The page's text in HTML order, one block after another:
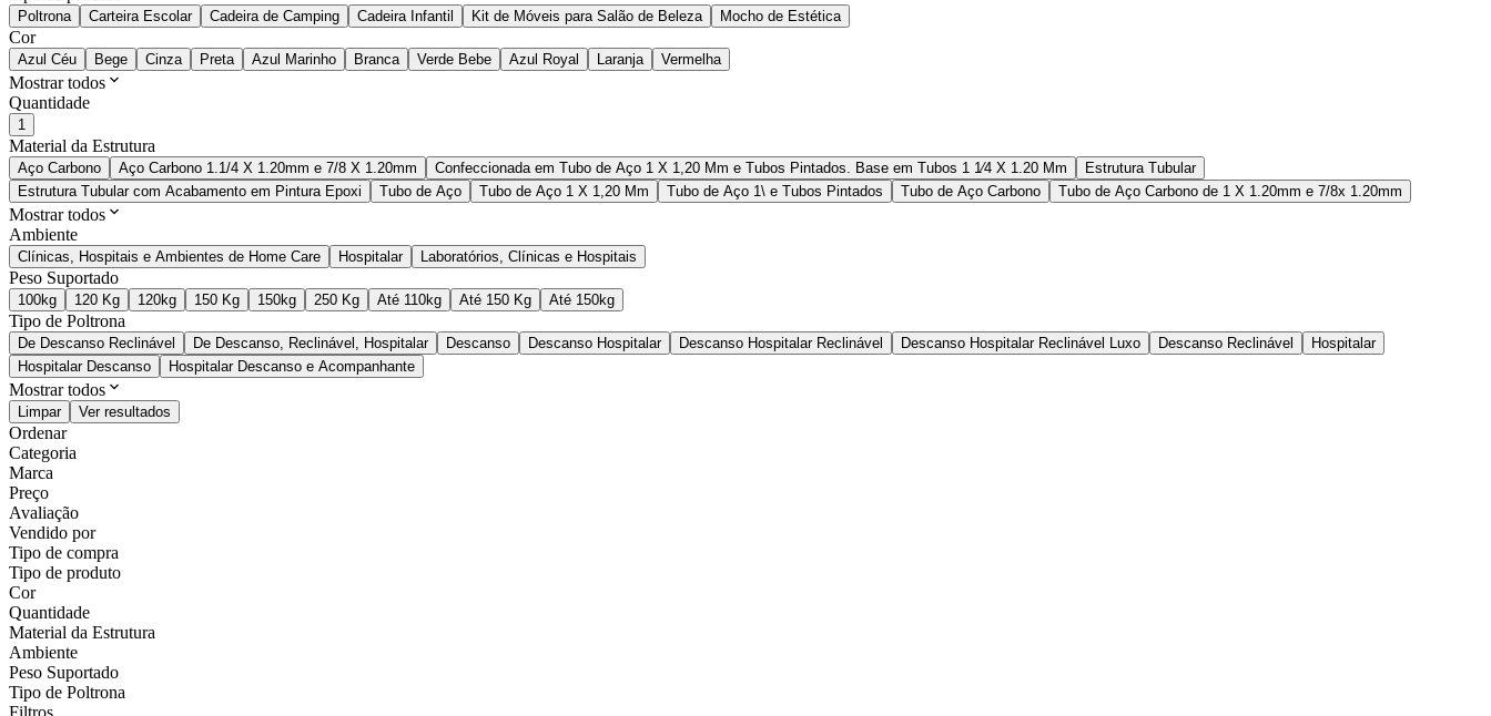
Poltrona Carteira Escolar Cadeira de Camping Cadeira Infantil Kit de Móveis para Salão de Beleza Mocho de Estética
Cor
Azul Céu Bege Cinza Preta Azul Marinho Branca Verde Bebe Azul Royal Laranja Vermelha
Mostrar todos
Quantidade
1
Material da Estrutura
Aço Carbono Aço Carbono 1.1/4 X 1.20mm e 7/8 X 1.20mm Confeccionada em Tubo de Aço 1 X 1,20 Mm e Tubos Pintados. Base em Tubos 1 1⁄4 X 1.20 Mm
Estrutura Tubular
Estrutura Tubular com Acabamento em Pintura Epoxi
Tubo de Aço Tubo de Aço 1 X 1,20 Mm Tubo de Aço 1\ e Tubos Pintados Tubo de Aço Carbono Tubo de Aço Carbono de 1 X 1.20mm e 7/8x 1.20mm
Mostrar todos
Ambiente
Clínicas, Hospitais e Ambientes de Home Care Hospitalar Laboratórios, Clínicas e Hospitais
Peso Suportado
100kg 120 Kg 120kg 150 Kg 150kg 250 Kg Até 110kg Até 150 Kg Até 150kg
Tipo de Poltrona
De Descanso Reclinável De Descanso, Reclinável, Hospitalar Descanso Descanso Hospitalar Descanso Hospitalar Reclinável Descanso Hospitalar Reclinável Luxo Descanso Reclinável
Hospitalar
Hospitalar Descanso
Hospitalar Descanso e Acompanhante
Mostrar todos
Limpar Ver resultados
Ordenar
Categoria
Marca
Preço
Avaliação
Vendido por
Tipo de compra
Tipo de produto
Cor
Quantidade
Material da Estrutura
Ambiente
Peso Suportado
Tipo de Poltrona